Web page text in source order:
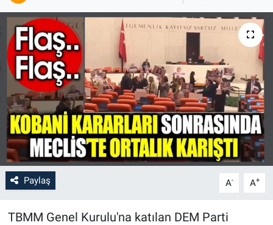
Paylaş A- A+
TBMM Genel Kurulu'na katılan DEM Parti